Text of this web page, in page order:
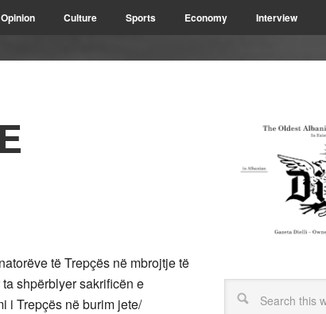
Opinion Culture Sports Economy Interview
të Trepçës në mbrojtje të
shpërblyer sakrificën e
i Trepçës në burim jete/